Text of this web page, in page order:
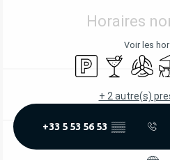
OUVERTURE ET
Horaires
Voir les
ParkingBar / Buvette
Air
+ 2 autre(s)
+33 5 53 56 53 ▒▒